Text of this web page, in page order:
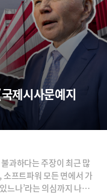
제시사문예지
과하다는 주장이 최근 많
프트파워 모든 면에서 가
느나’라는 의심까지 나오